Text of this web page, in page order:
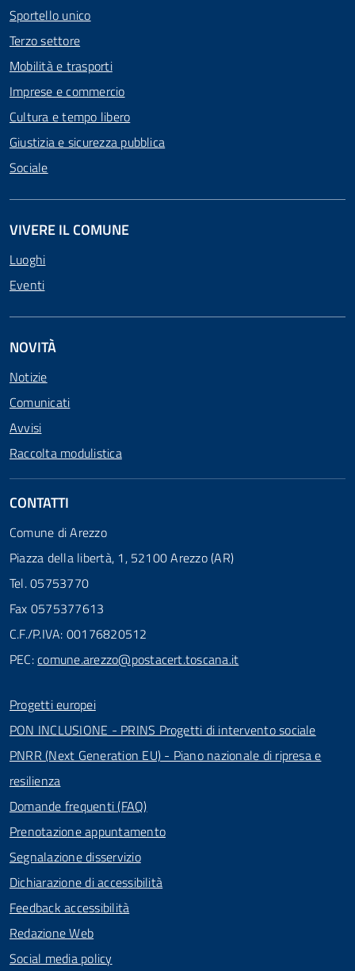
Sportello unico
Terzo settore
Mobilità e trasporti
Imprese e commercio
Cultura e tempo libero
Giustizia e sicurezza pubblica
Sociale
VIVERE IL COMUNE
Luoghi
Eventi
NOVITÀ
Notizie
Comunicati
Avvisi
Raccolta modulistica
CONTATTI
Comune di Arezzo
Piazza della libertà, 1, 52100 Arezzo (AR)
Tel. 05753770
Fax 0575377613
C.F./P.IVA: 00176820512
PEC:comune.arezzo@postacert.toscana.it
Progetti europei
PON INCLUSIONE - PRINS Progetti di intervento sociale
PNRR (Next Generation EU) - Piano nazionale di ripresa e
resilienza
Domande frequenti (FAQ)
Prenotazione appuntamento
Segnalazione disservizio
Dichiarazione di accessibilità
Feedback accessibilità
Redazione Web
Social media policy